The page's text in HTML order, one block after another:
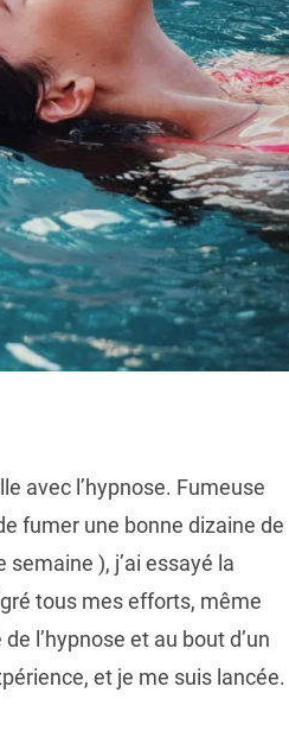
avec l’hypnose. Fumeuse
fumer une bonne dizaine de
), j’ai essayé la
tous mes efforts, même
l’hypnose et au bout d’un
et je me suis lancée.